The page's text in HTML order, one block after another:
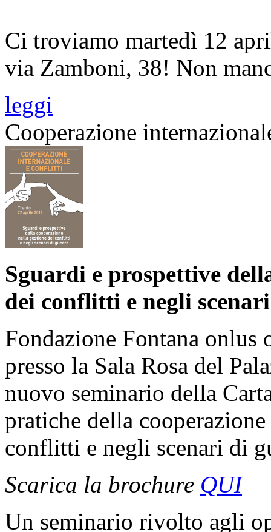
Ci troviamo martedì 12
via Zamboni, 38! Non
leggi
Cooperazione
Sguardi e prospettive
dei conflitti e negli
Fondazione Fontana onlus
presso la Sala Rosa del
nuovo seminario della
pratiche della
conflitti e negli scenari di
Scarica la brochure QUI
Un seminario rivolto agli